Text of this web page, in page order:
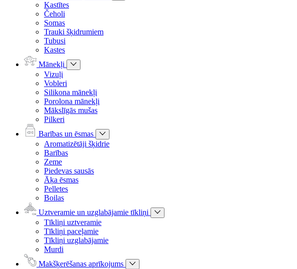
Kastītes
Čeholi
Somas
Trauki šķidrumiem
Tubusi
Kastes
Mānekļi
Vizuļi
Vobleri
Silikona mānekļi
Porolona mānekļi
Mākslīgās mušas
Pilkeri
Barības un ēsmas
Aromatizētāji šķidrie
Barības
Zeme
Piedevas sausās
Āķa ēsmas
Pelletes
Boilas
Uztveramie un uzglabājamie tīkliņi
Tīkliņi uztveramie
Tīkliņi paceļamie
Tīkliņi uzglabājamie
Murdi
Makšķerēšanas aprīkojums